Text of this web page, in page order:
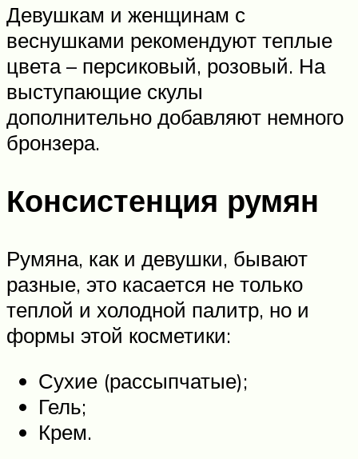
Девушкам и женщинам с
веснушками рекомендуют теплые
цвета – персиковый, розовый. На
выступающие скулы
дополнительно добавляют немного
бронзера.
Консистенция румян
Румяна, как и девушки, бывают
разные, это касается не только
теплой и холодной палитр, но и
формы этой косметики:
Сухие (рассыпчатые);
Гель;
Крем.